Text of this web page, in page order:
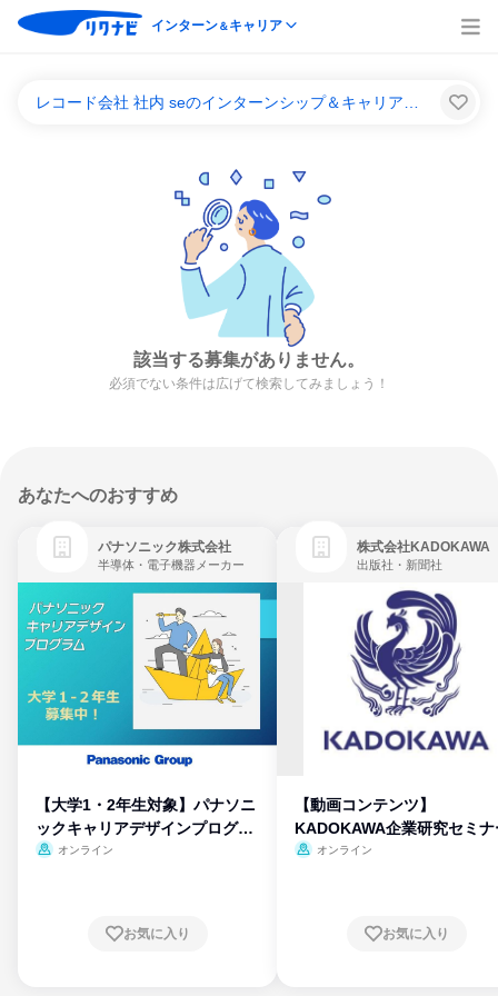
インターン＆キャリア
該当する募集がありません。
必須でない条件は広げて検索してみましょう！
あなたへのおすすめ
パナソニック株式会社
半導体・電子機器メーカー
【大学1・2年生対象】パナソニ
ックキャリアデザインプログラ
ム
オンライン
お気に入り
株式会社KADOKAWA
出版社・新聞社
【動画コンテンツ】
KADOKAWA企業研究セミナ
オンライン
お気に入り